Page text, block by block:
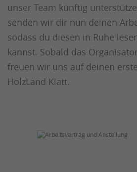
unser Team künftig
senden wir dir nun deinen
sodass du diesen in Ruhe
kannst. Sobald das
freuen wir uns auf deinen
HolzLand Klatt.